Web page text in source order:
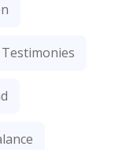
Testimonies